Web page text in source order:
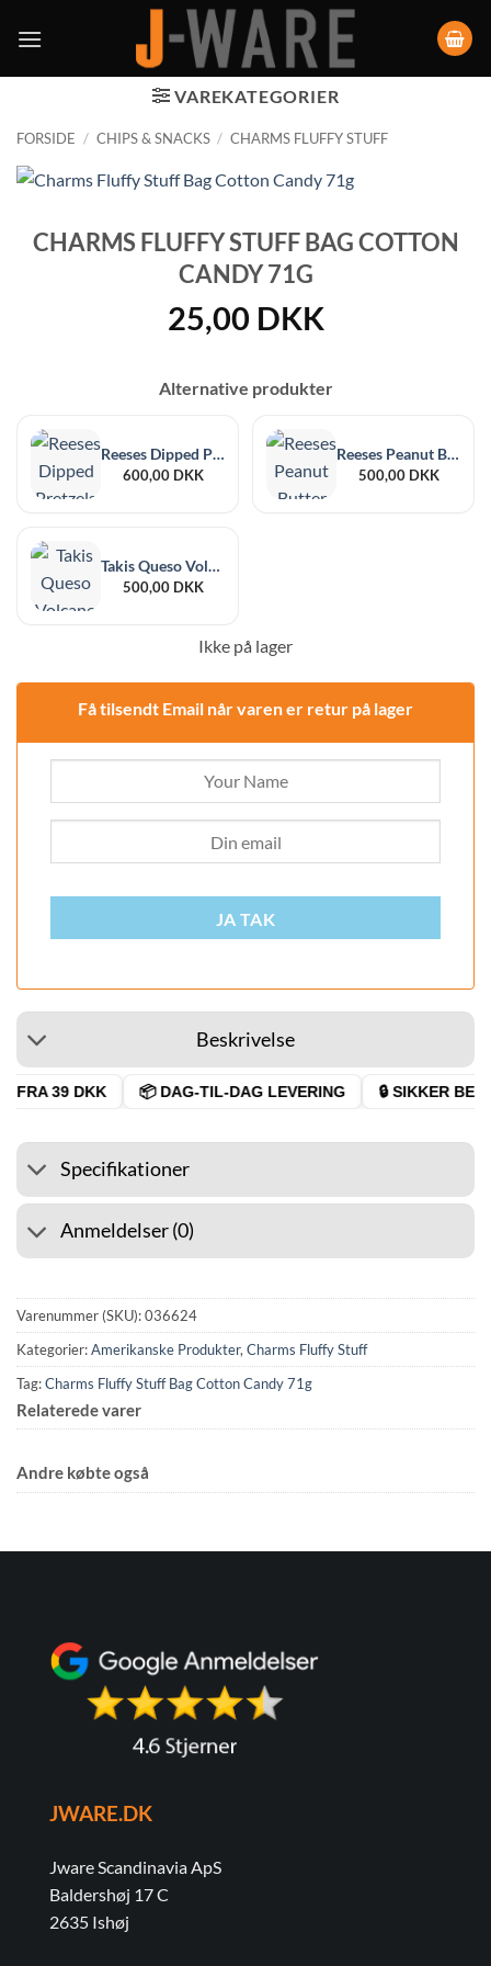
VAREKATEGORIER
FORSIDE / CHIPS & SNACKS / CHARMS FLUFFY STUFF
CHARMS FLUFFY STUFF BAG COTTON
CANDY 71G
25,00 DKK
Alternative produkter
Reeses Dipped Pretzels Peanut Butter 12 x 120g
600,00 DKK
Reeses Peanut Butter Miniature Cups 12 x 131g
500,00 DKK
Takis Queso Volcano 18 x 100g
500,00 DKK
Ikke på lager
Få tilsendt Email når varen er retur på lager
JA TAK
Beskrivelse
39 DKK 📦 DAG-TIL-DAG LEVERING 🔒 SIKKER
Specifikationer
Anmeldelser (0)
Varenummer (SKU):036624
Kategorier:Amerikanske Produkter, Charms Fluffy Stuff
Tag:Charms Fluffy Stuff Bag Cotton Candy 71g
Relaterede varer
Andre købte også
JWARE.DK
Jware Scandinavia ApS
Baldershøj 17 C
2635 Ishøj